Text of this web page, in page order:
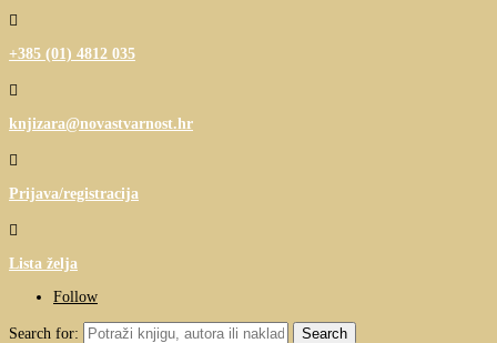

+385 (01) 4812 035

knjizara@novastvarnost.hr

Prijava/registracija

Lista želja
Follow
Search for: